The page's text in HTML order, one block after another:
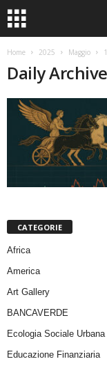
Home 2025 Maggio
Daily
CATEGORIE
Africa
America
Art Gallery
BANCAVERDE
Ecologia Sociale Urbana
Educazione Finanziaria